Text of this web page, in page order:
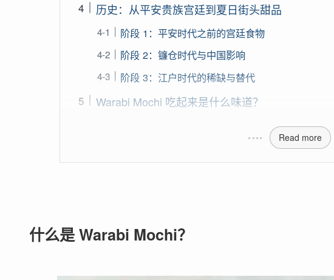
历史：从平安贵族宫廷到夏日街头甜品
阶段 1：平安时代之前的宫廷食物
阶段 2：镰仓时代与中国影响
阶段 3：江户时代的稀缺与替代
Warabi Mochi 吃起来是什么味道？
Read more
什么是 Warabi Mochi？